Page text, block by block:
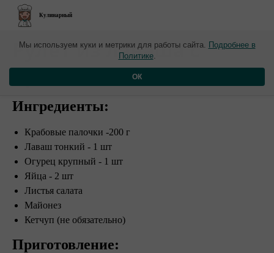
Кулинарный
​Рулет из лаваша с
крабовыми палочками
Ингредиенты:
Крабовые палочки -200 г
Лаваш тонкий - 1 шт
Огурец крупный - 1 шт
Яйца - 2 шт
Листья салата
Майонез
Кетчуп (не обязательно)
Приготовление:
Мы используем куки и метрики для работы сайта. Подробнее в
Политике.
ОК